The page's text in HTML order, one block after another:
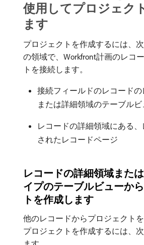
使用してプロジェク
ます
プロジェクトを作成するには、
の領域で、Workfront計画のレコ
トを接続します。
接続フィールドのレコード
または詳細領域のテーブルビ
レコードの詳細領域にある
されたレコードページ
レコードの詳細領域また
イプのテーブルビューか
トを作成します
他のレコードからプロジェクト
プロジェクトを作成するには、